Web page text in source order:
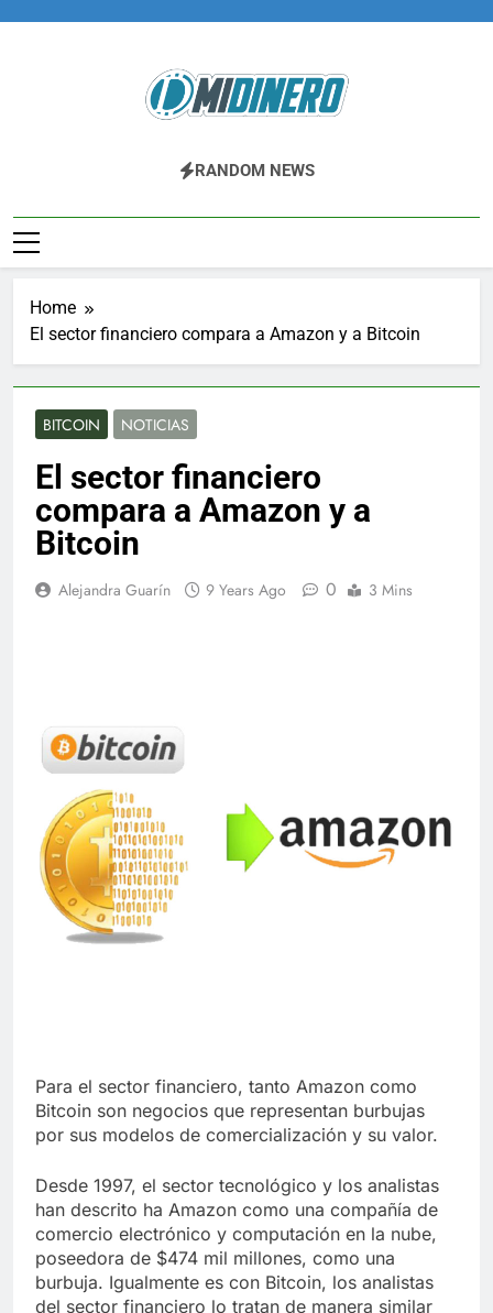
Midinero.co
Fintech, Criptomonedas
RANDOM NEWS
Home
El sector financiero compara a Amazon y a Bitcoin
BITCOIN NOTICIAS
El sector financiero
compara a Amazon y a
Bitcoin
Alejandra Guarín 9 Years Ago 0 3 Mins
Para el sector financiero, tanto Amazon como
Bitcoin son negocios que representan burbujas
por sus modelos de comercialización y su valor.
Desde 1997, el sector tecnológico y los analistas
han descrito ha Amazon como una compañía de
comercio electrónico y computación en la nube,
poseedora de $474 mil millones, como una
burbuja. Igualmente es con Bitcoin, los analistas
del sector financiero lo tratan de manera similar